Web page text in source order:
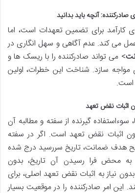
آنچه باید بدانید
کارآمد برای تضمین تعهدات است، اما
می کند. عدم آگاهی و سهل انگاری در
> می تواند صادرکننده را با ریسک ها و
سازد. شناخت این خطرات، اولین
است.
سوءاستفاده گیرنده از سفته و مطالبه آن
اثبات نقض تعهد است. اگر در سفته
هدف ضمانت، تاریخ سررسید درج شده
به محض فرا رسیدن آن تاریخ، بدون
نیاز به اثبات نقض تعهد اصلی، برای
این امر صادرکننده را در موقعیت بسیار